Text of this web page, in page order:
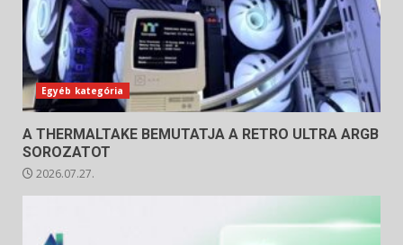
Egyéb kategória
A THERMALTAKE BEMUTATJA A RETRO ULTRA ARGB
SOROZATOT
2026.07.27.